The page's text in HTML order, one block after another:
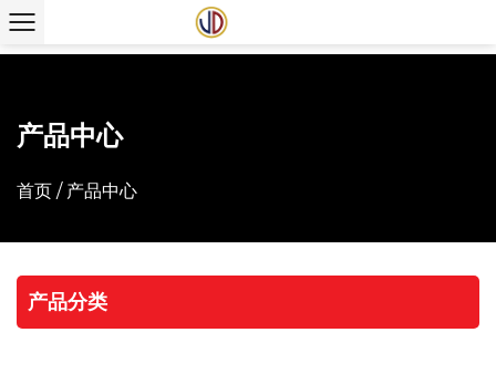
产品中心
首页 / 产品中心
产品分类